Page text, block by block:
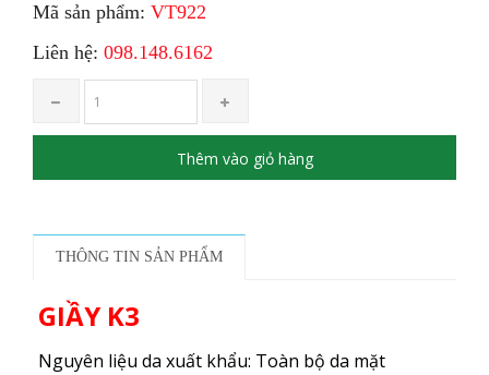
Mã sản phẩm: VT922
Liên hệ: 098.148.6162
Thêm vào giỏ hàng
THÔNG TIN SẢN PHẨM
GIẦY K3
Nguyên liệu da xuất khẩu: Toàn bộ da mặt